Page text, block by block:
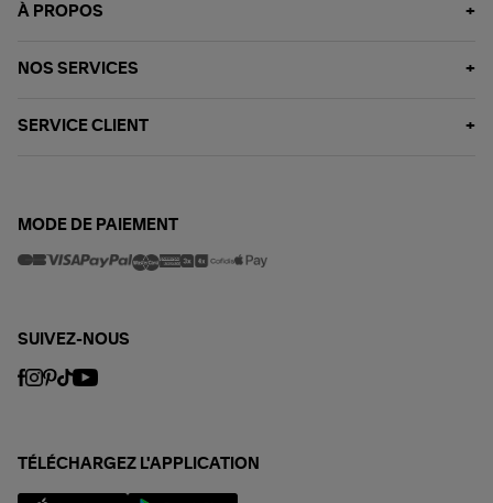
À PROPOS
NOS SERVICES
SERVICE CLIENT
MODE DE PAIEMENT
SUIVEZ-NOUS
TÉLÉCHARGEZ L'APPLICATION